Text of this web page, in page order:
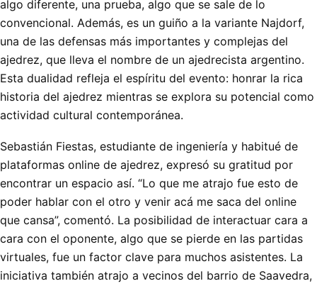
algo diferente, una prueba, algo que se sale de lo
convencional. Además, es un guiño a la variante Najdorf,
una de las defensas más importantes y complejas del
ajedrez, que lleva el nombre de un ajedrecista argentino.
Esta dualidad refleja el espíritu del evento: honrar la rica
historia del ajedrez mientras se explora su potencial como
actividad cultural contemporánea.
Sebastián Fiestas, estudiante de ingeniería y habitué de
plataformas online de ajedrez, expresó su gratitud por
encontrar un espacio así. “Lo que me atrajo fue esto de
poder hablar con el otro y venir acá me saca del online
que cansa”, comentó. La posibilidad de interactuar cara a
cara con el oponente, algo que se pierde en las partidas
virtuales, fue un factor clave para muchos asistentes. La
iniciativa también atrajo a vecinos del barrio de Saavedra,